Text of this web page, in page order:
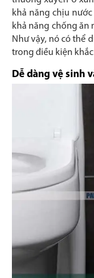
khả năng chịu
khả năng chống ăn
Như vậy, nó có thể
trong điều kiện
Dễ dàng vệ sinh